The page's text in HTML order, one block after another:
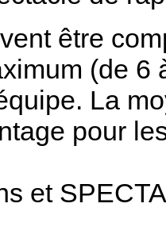
être
(de 6
La
pour
et